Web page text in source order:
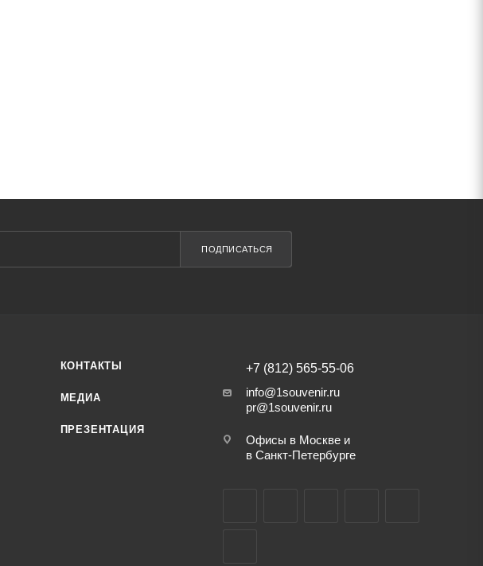
ПОДПИСАТЬСЯ
КОНТАКТЫ
МЕДИА
ПРЕЗЕНТАЦИЯ
+7 (812) 565-55-06
info@1souvenir.ru
pr@1souvenir.ru
Офисы в Москве и
в Санкт-Петербурге